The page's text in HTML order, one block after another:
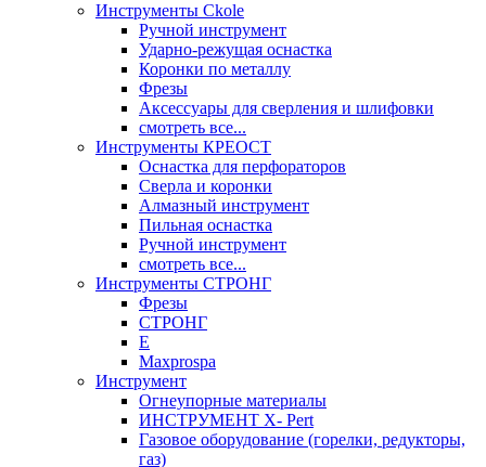
Инструменты Ckole
Ручной инструмент
Ударно‑режущая оснастка
Коронки по металлу
Фрезы
Аксессуары для сверления и шлифовки
смотреть все...
Инструменты КРЕОСТ
Оснастка для перфораторов
Сверла и коронки
Алмазный инструмент
Пильная оснастка
Ручной инструмент
смотреть все...
Инструменты СТРОНГ
Фрезы
СТРОНГ
Е
Maxprospa
Инструмент
Огнеупорные материалы
ИНСТРУМЕНТ X- Pert
Газовое оборудование (горелки, редукторы,
газ)